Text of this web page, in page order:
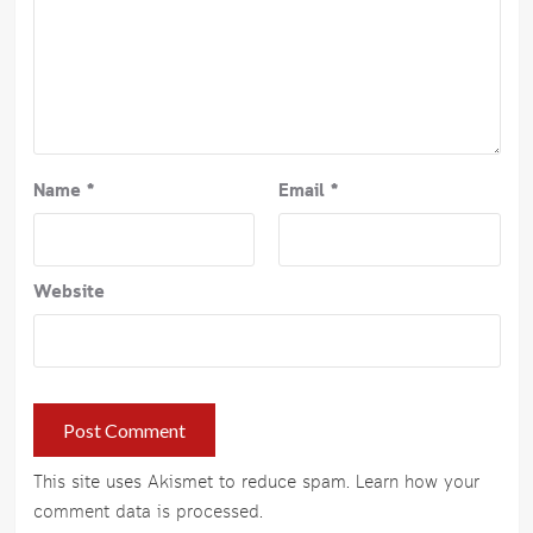
Name * Email *
Website
This site uses Akismet to reduce spam. Learn how your
comment data is processed.